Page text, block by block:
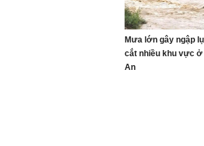
Mưa lớn gây ngập
cắt nhiều khu vực ở
An